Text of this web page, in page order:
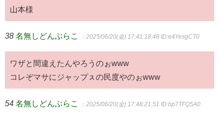
山本様
38 名無しどんぶらこ ：2025/06/20(金) 17:41:18.48 ID:e4YesgCT0
ワザと間違えたんやろうのぉwww
コレぞマサにジャップㇲの民度やのぉwww
54 名無しどんぶらこ ：2025/06/20(金) 17:48:21.51 ID:bp7TFQ5A0